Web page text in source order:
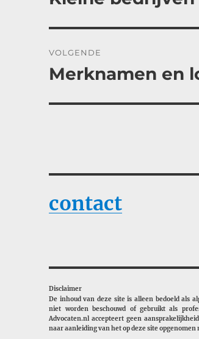
VOLGENDE
Volgend
Merknamen en
contact
Disclaimer
De inhoud van deze site is alleen bedoeld als
niet worden beschouwd of gebruikt als
Advocaten.nl accepteert geen
naar aanleiding van het op deze site opgenomen